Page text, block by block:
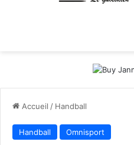
Accueil / Handball
Handball Omnisport